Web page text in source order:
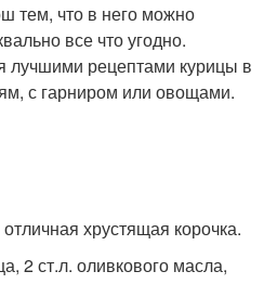
тем, что в него можно
все что угодно.
лучшими рецептами курицы в
с гарниром или овощами.
хрустящая корочка.
2 ст.л. оливкового масла,